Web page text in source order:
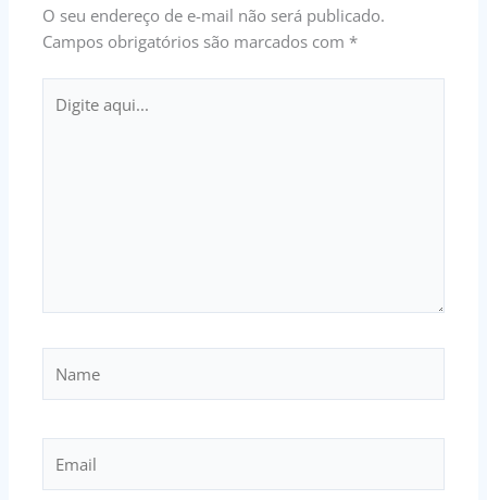
O seu endereço de e-mail não será publicado.
Campos obrigatórios são marcados com *
aqui...